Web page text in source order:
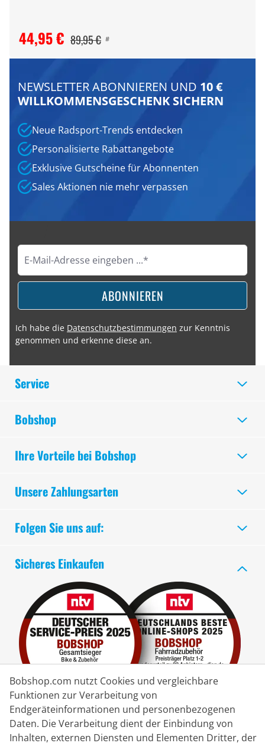
44,95 € 89,95 € #
NEWSLETTER ABONNIEREN UND 10 €
WILLKOMMENSGESCHENK SICHERN
Neue Radsport-Trends entdecken
Personalisierte Rabattangebote
Exklusive Gutscheine für Abonnenten
Sales Aktionen nie mehr verpassen
ABONNIEREN
Ich habe die Datenschutzbestimmungen zur Kenntnis
genommen und erkenne diese an.
Service
Bobshop
Ihre Vorteile bei Bobshop
Unsere Zahlungsarten
Folgen Sie uns auf:
Sicheres Einkaufen
Lieferpartner
Bobshop.com nutzt Cookies und vergleichbare
Funktionen zur Verarbeitung von
Endgeräteinformationen und personenbezogenen
Daten. Die Verarbeitung dient der Einbindung von
Inhalten, externen Diensten und Elementen Dritter, der